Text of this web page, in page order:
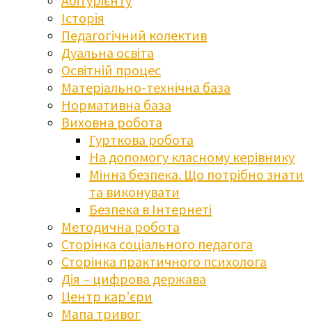
Історія
Педагогічний колектив
Дуальна освіта
Освітній процес
Матеріально-технічна база
Нормативна база
Виховна робота
Гурткова робота
На допомогу класному керівнику
Мінна безпека. Що потрібно знати
та виконувати
Безпека в Інтернеті
Методична робота
Сторінка соціального педагога
Сторінка практичного психолога
Дія – цифрова держава
Центр кар’єри
Мапа тривог